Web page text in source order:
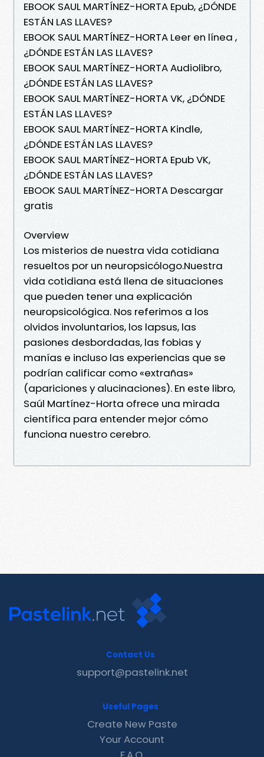
EBOOK SAUL MARTÍNEZ-HORTA Epub, ¿DÓNDE
ESTÁN LAS LLAVES?
EBOOK SAUL MARTÍNEZ-HORTA Leer en línea ,
¿DÓNDE ESTÁN LAS LLAVES?
EBOOK SAUL MARTÍNEZ-HORTA Audiolibro,
¿DÓNDE ESTÁN LAS LLAVES?
EBOOK SAUL MARTÍNEZ-HORTA VK, ¿DÓNDE
ESTÁN LAS LLAVES?
EBOOK SAUL MARTÍNEZ-HORTA Kindle,
¿DÓNDE ESTÁN LAS LLAVES?
EBOOK SAUL MARTÍNEZ-HORTA Epub VK,
¿DÓNDE ESTÁN LAS LLAVES?
EBOOK SAUL MARTÍNEZ-HORTA Descargar
gratis
Overview
Los misterios de nuestra vida cotidiana
resueltos por un neuropsicólogo.Nuestra
vida cotidiana está llena de situaciones
que pueden tener una explicación
neuropsicológica. Nos referimos a los
olvidos involuntarios, los lapsus, las
pasiones desbordadas, las fobias y
manías e incluso las experiencias que se
podrían calificar como «extrañas»
(apariciones y alucinaciones). En este libro,
Saúl Martínez-Horta ofrece una mirada
científica para entender mejor cómo
funciona nuestro cerebro.
Contact Us
support@pastelink.net
Useful Pages
Create New Paste
Your Account